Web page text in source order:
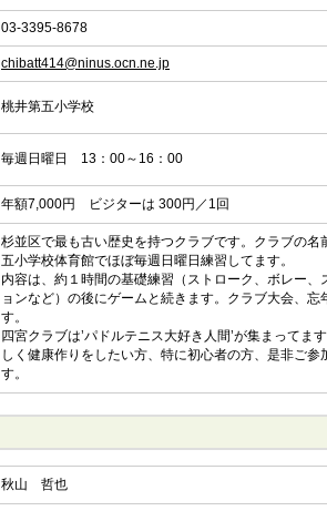
03-3395-8678
chibatt414@ninus.ocn.ne.jp
桃井第五小学校
毎週日曜日 13：00～16：00
年額7,000円 ビジターは 300円／1回
杉並区で最も古い歴史を持つクラブです。クラブの名
五小学校体育館でほぼ毎週日曜日練習してます。
内容は、約１時間の基礎練習（ストローク、ボレー、
ョンなど）の後にゲームと続きます。クラブ大会、
す。
四宮クラブは’パドルテニス大好き人間’が集まってま
しく健康作りをしたい方、特に初心者の方、是非ご
す。
秋山 哲也